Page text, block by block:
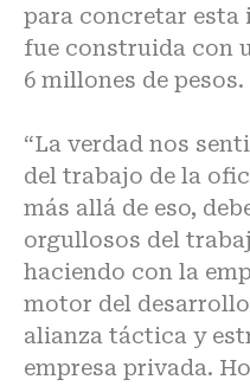
para concretar
fue construida con
6 millones de pesos.
“La verdad nos
del trabajo de la
más allá de eso,
orgullosos del
haciendo con la
motor del
alianza táctica y
empresa privada.